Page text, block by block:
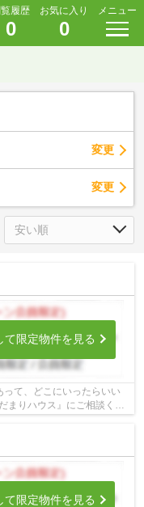
履歴
0
お気に入り
0
メニュー
変更
変更
て限定物件を見る
て、どこにいったらいい
まりハウス』にご相談くだ
て限定物件を見る